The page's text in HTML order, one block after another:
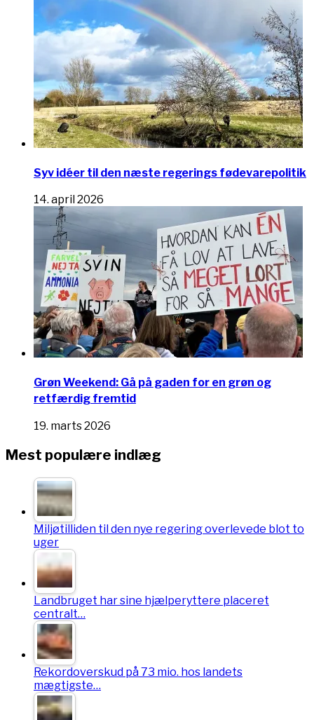
Syv idéer til den næste regerings fødevarepolitik
14. april 2026
Grøn Weekend: Gå på gaden for en grøn og
retfærdig fremtid
19. marts 2026
Mest populære indlæg
Miljøtilliden til den nye regering overlevede blot to
uger
Landbruget har sine hjælperyttere placeret
centralt…
Rekordoverskud på 73 mio. hos landets
mægtigste…